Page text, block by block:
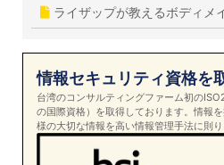
ライザップが教えるボディメ
情報セキュリティ資格を
台湾のコンサルティングファーム初の
の国際資格）を取得しております。情報
様の大切な情報を高い情報管理手法に則り